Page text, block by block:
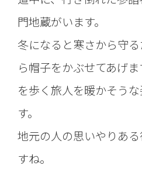
門地蔵がいます。
冬になると寒さから守
ら帽子をかぶせてあげ
を歩く旅人を暖かそう
す。
地元の人の思いやりあ
すね。